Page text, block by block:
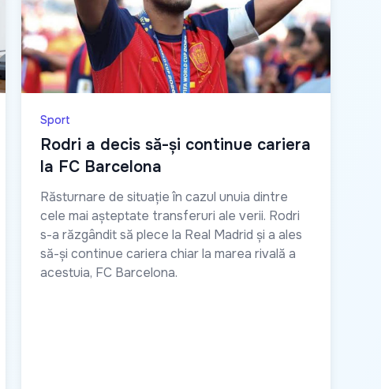
Sport
Rodri a decis să-și continue cariera
la FC Barcelona
Răsturnare de situație în cazul unuia dintre
cele mai așteptate transferuri ale verii. Rodri
s-a răzgândit să plece la Real Madrid și a ales
să-și continue cariera chiar la marea rivală a
acestuia, FC Barcelona.